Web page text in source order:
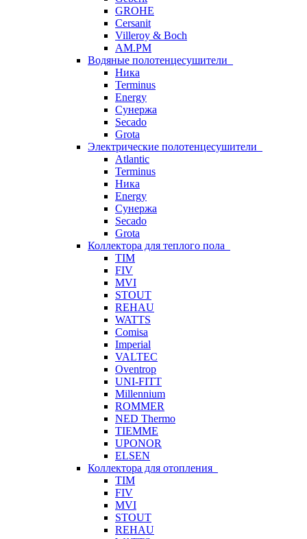
GROHE
Cersanit
Villeroy & Boch
AM.PM
Водяные полотенцесушители
Ника
Terminus
Energy
Сунержа
Secado
Grota
Электрические полотенцесушители
Atlantic
Terminus
Ника
Energy
Сунержа
Secado
Grota
Коллектора для теплого пола
TIM
FIV
MVI
STOUT
REHAU
WATTS
Comisa
Imperial
VALTEC
Oventrop
UNI-FITT
Millennium
ROMMER
NED Thermo
TIEMME
UPONOR
ELSEN
Коллектора для отопления
TIM
FIV
MVI
STOUT
REHAU